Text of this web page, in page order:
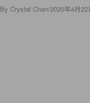
By Crystal Chan/2020年4月22